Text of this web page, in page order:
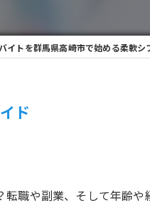
イトを群馬県高崎市で始める柔軟
ド
職や副業、そして年齢